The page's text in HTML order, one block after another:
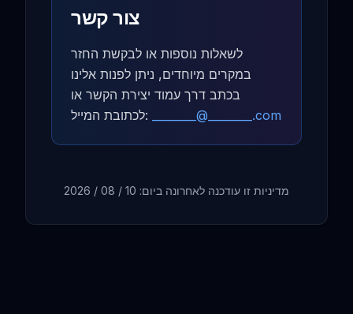
צור קשר
לשאלות נוספות או לבקשת החזר
במקרים מיוחדים, ניתן לפנות אלינו
בכתב דרך עמוד יצירת הקשר או
לכתובת המייל:
________@________.com
מדיניות זו עודכנה לאחרונה ביום: 10 / 08 / 2026